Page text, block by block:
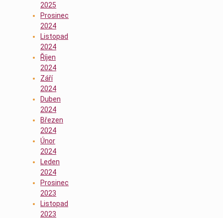
2025
Prosinec
2024
Listopad
2024
Říjen
2024
Září
2024
Duben
2024
Březen
2024
Únor
2024
Leden
2024
Prosinec
2023
Listopad
2023